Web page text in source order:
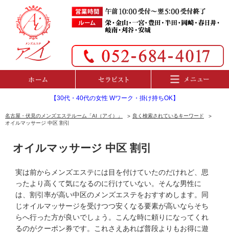
【30代・40代の女性 Wワーク・掛け持ちOK】
名古屋・伏見のメンズエステルーム「AI（アイ）」
良く検索されているキーワード
オイルマッサージ 中区 割引
オイルマッサージ 中区 割引
実は前からメンズエステには目を付けていたのだけれど、思
ったより高くて気になるのに行けていない。そんな男性に
は、割引率が高い中区のメンズエステをおすすめします。同
じオイルマッサージを受けつつ安くなる要素が高いならそち
らへ行った方が良いでしょう。こんな時に頼りになってくれ
るのがクーポン券です。これさえあれば普段よりもお得に遊